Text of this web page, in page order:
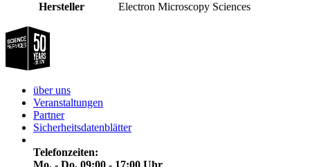
Hersteller
Electron Microscopy Sciences
über uns
Veranstaltungen
Partner
Sicherheitsdatenblätter
Telefonzeiten: